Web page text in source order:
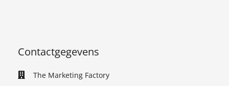
Contactgegevens
The Marketing Factory